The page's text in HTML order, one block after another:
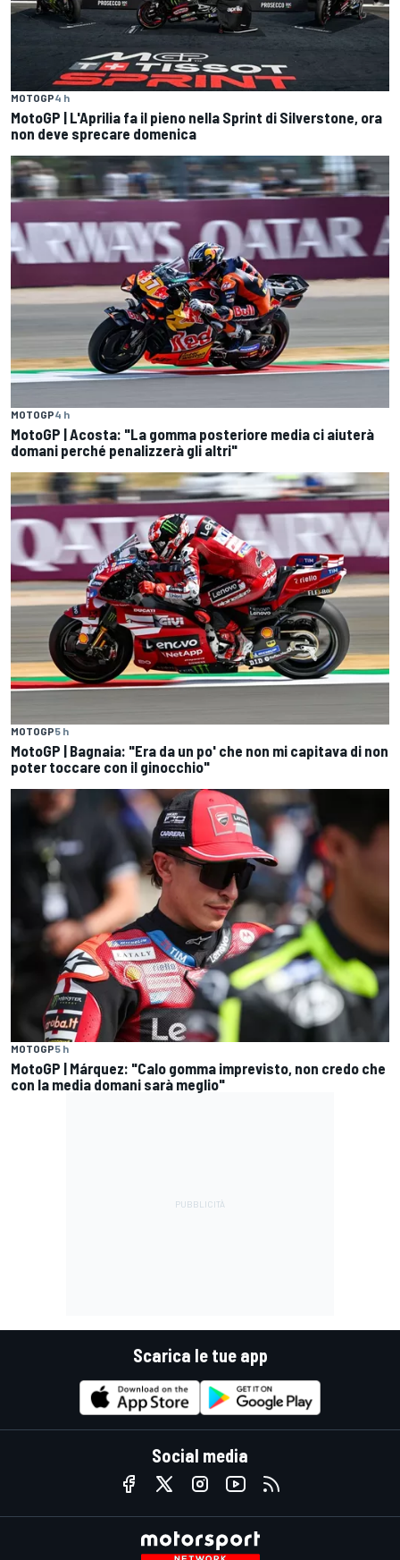
MOTOGP4 h
MotoGP | L'Aprilia fa il pieno nella Sprint di Silverstone, ora
non deve sprecare domenica
MOTOGP4 h
MotoGP | Acosta: "La gomma posteriore media ci aiuterà
domani perché penalizzerà gli altri"
MOTOGP5 h
MotoGP | Bagnaia: "Era da un po' che non mi capitava di non
poter toccare con il ginocchio"
MOTOGP5 h
MotoGP | Márquez: "Calo gomma imprevisto, non credo che
con la media domani sarà meglio"
Scarica le tue app
Social media